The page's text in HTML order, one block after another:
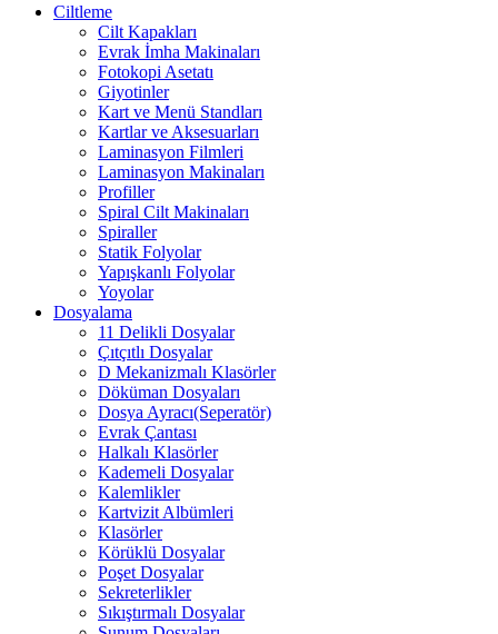
Ciltleme
Cilt Kapakları
Evrak İmha Makinaları
Fotokopi Asetatı
Giyotinler
Kart ve Menü Standları
Kartlar ve Aksesuarları
Laminasyon Filmleri
Laminasyon Makinaları
Profiller
Spiral Cilt Makinaları
Spiraller
Statik Folyolar
Yapışkanlı Folyolar
Yoyolar
Dosyalama
11 Delikli Dosyalar
Çıtçıtlı Dosyalar
D Mekanizmalı Klasörler
Döküman Dosyaları
Dosya Ayracı(Seperatör)
Evrak Çantası
Halkalı Klasörler
Kademeli Dosyalar
Kalemlikler
Kartvizit Albümleri
Klasörler
Körüklü Dosyalar
Poşet Dosyalar
Sekreterlikler
Sıkıştırmalı Dosyalar